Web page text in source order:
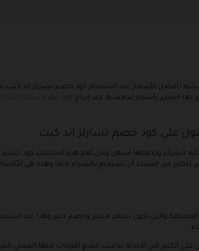
بأفضل الأسعار عند استخدام كود خصم تشارلز اند
بها المتجر بأسعار تنافسية عند إدراج كود خصم تشارلز اند
على كود خصم تشارلز اند كيث
الشراء وتجعلها أسهل ومن أهم هذه الخدمات كود خصم
للكثير من النساء أن تستمتع بالشراء منه، وهذه هي
المختلفة والتي تكون بسعر متميز وخصم كبير وهذا عند
من الأحذية تناسب جميع الأوقات منها العملي